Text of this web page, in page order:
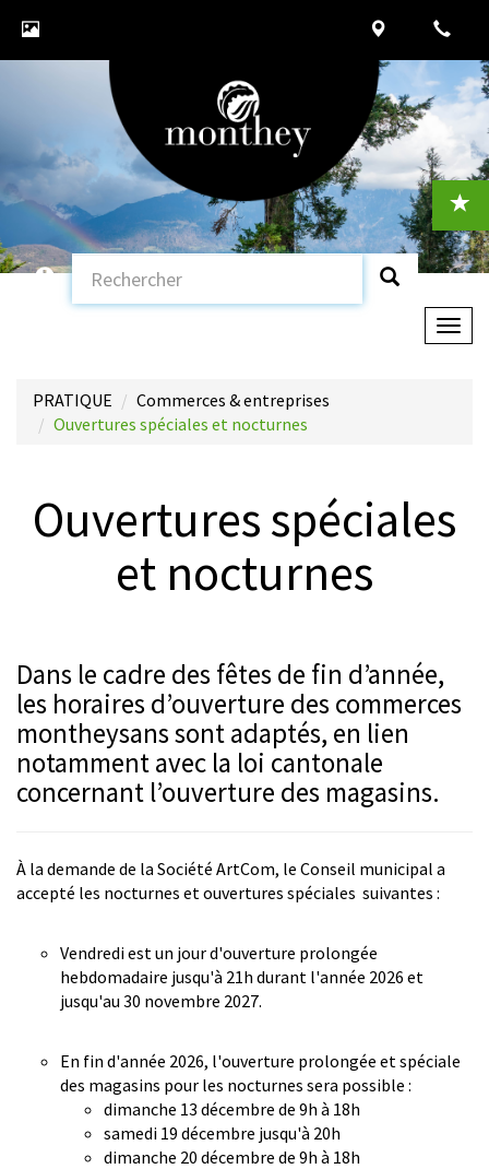
PRATIQUE
Commerces & entreprises
Ouvertures spéciales et nocturnes
Ouvertures spéciales
et nocturnes
Dans le cadre des fêtes de fin d’année,
les horaires d’ouverture des commerces
montheysans sont adaptés, en lien
notamment avec la loi cantonale
concernant l’ouverture des magasins.
À la demande de la Société ArtCom, le Conseil municipal a
accepté les nocturnes et ouvertures spéciales suivantes :
Vendredi est un jour d'ouverture prolongée
hebdomadaire jusqu'à 21h durant l'année 2026 et
jusqu'au 30 novembre 2027.
En fin d'année 2026, l'ouverture prolongée et spéciale
des magasins pour les nocturnes sera possible :
dimanche 13 décembre de 9h à 18h
samedi 19 décembre jusqu'à 20h
dimanche 20 décembre de 9h à 18h